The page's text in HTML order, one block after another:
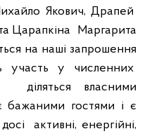
Якович, Драпей
Царапкіна Маргарита
на наші запрошення
участь у численних
діляться власними
гостями і є
активні, енергійні,